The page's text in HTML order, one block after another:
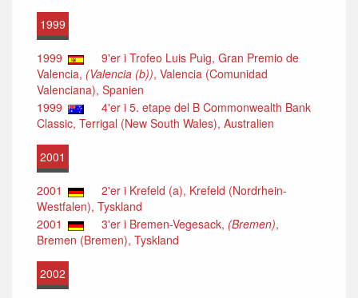
1999
1999
9'er i Trofeo Luis Puig, Gran Premio de
Valencia, (Valencia (b)), Valencia (Comunidad
Valenciana), Spanien
1999
4'er i 5. etape del B Commonwealth Bank
Classic, Terrigal (New South Wales), Australien
2001
2001
2'er i Krefeld (a), Krefeld (Nordrhein-
Westfalen), Tyskland
2001
3'er i Bremen-Vegesack, (Bremen),
Bremen (Bremen), Tyskland
2002